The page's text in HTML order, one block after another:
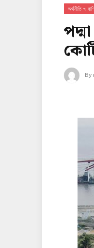
অর্থনীতি ও
By